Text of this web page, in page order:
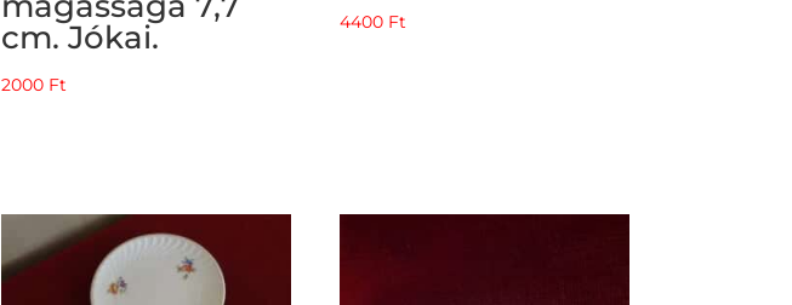
cm. Jókai.
2000 Ft
4400 Ft